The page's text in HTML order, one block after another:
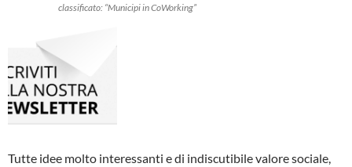
classificato: “Municipi in CoWorking”
Tutte idee molto interessanti e di indiscutibile valore sociale,